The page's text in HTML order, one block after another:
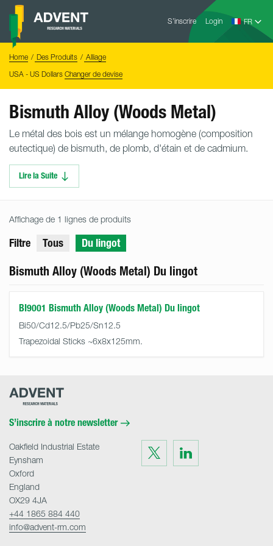
Skip
content
S’inscrire Login
Advent
Home Des Produits
Alliage
USA - US Dollars Changer de devise
Bismuth Alloy (Woods Metal)
Le métal des bois est un mélange homogène (composition
eutectique) de bismuth, de plomb, d'étain et de cadmium.
Lire la Suite
Affichage de 1 lignes de produits
Filtre Tous Du lingot
Bismuth Alloy (Woods Metal) Du lingot
BI9001 Bismuth Alloy (Woods Metal) Du lingot
Bi50/Cd12.5/Pb25/Sn12.5
Trapezoidal Sticks ~6x8x125mm.
Advent
S’inscrire à notre newsletter
Visit
us
on
Twitter
Visit
on
LinkedIn
Oakfield Industrial Estate
Eynsham
Oxford
England
OX29 4JA
+44 1865 884 440
info@advent-rm.com